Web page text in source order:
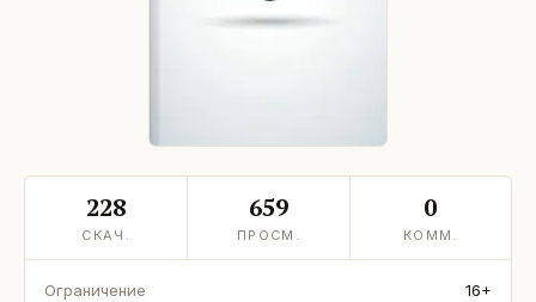
228
СКАЧ.
659
ПРОСМ.
0
КОММ.
Ограничение
16+